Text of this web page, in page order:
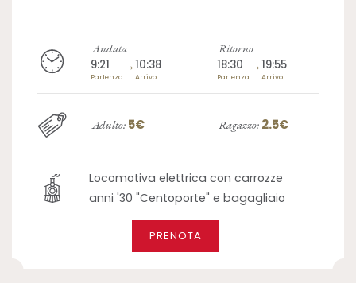
Andata
9:21
Partenza
→10:38
Arrivo
Ritorno
18:30
Partenza
→19:55
Arrivo
Adulto: 5€ Ragazzo: 2.5€
Locomotiva elettrica con carrozze
anni '30 "Centoporte" e bagagliaio
PRENOTA